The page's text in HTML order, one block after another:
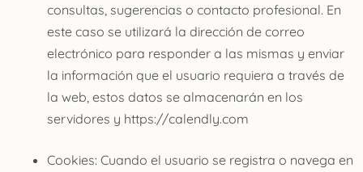
consultas, sugerencias o contacto profesional. En
este caso se utilizará la dirección de correo
electrónico para responder a las mismas y enviar
la información que el usuario requiera a través de
la web, estos datos se almacenarán en los
servidores y https://calendly.com
Cookies: Cuando el usuario se registra o navega en